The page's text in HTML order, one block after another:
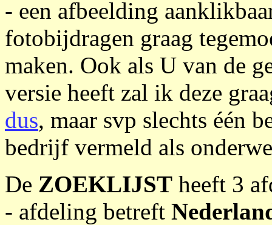
- een afbeelding
fotobijdragen graag
maken. Ook als U van de
versie heeft zal ik deze
dus, maar svp slechts één
bedrijf vermeld als
De ZOEKLIJST heeft 3
- afdeling betreft